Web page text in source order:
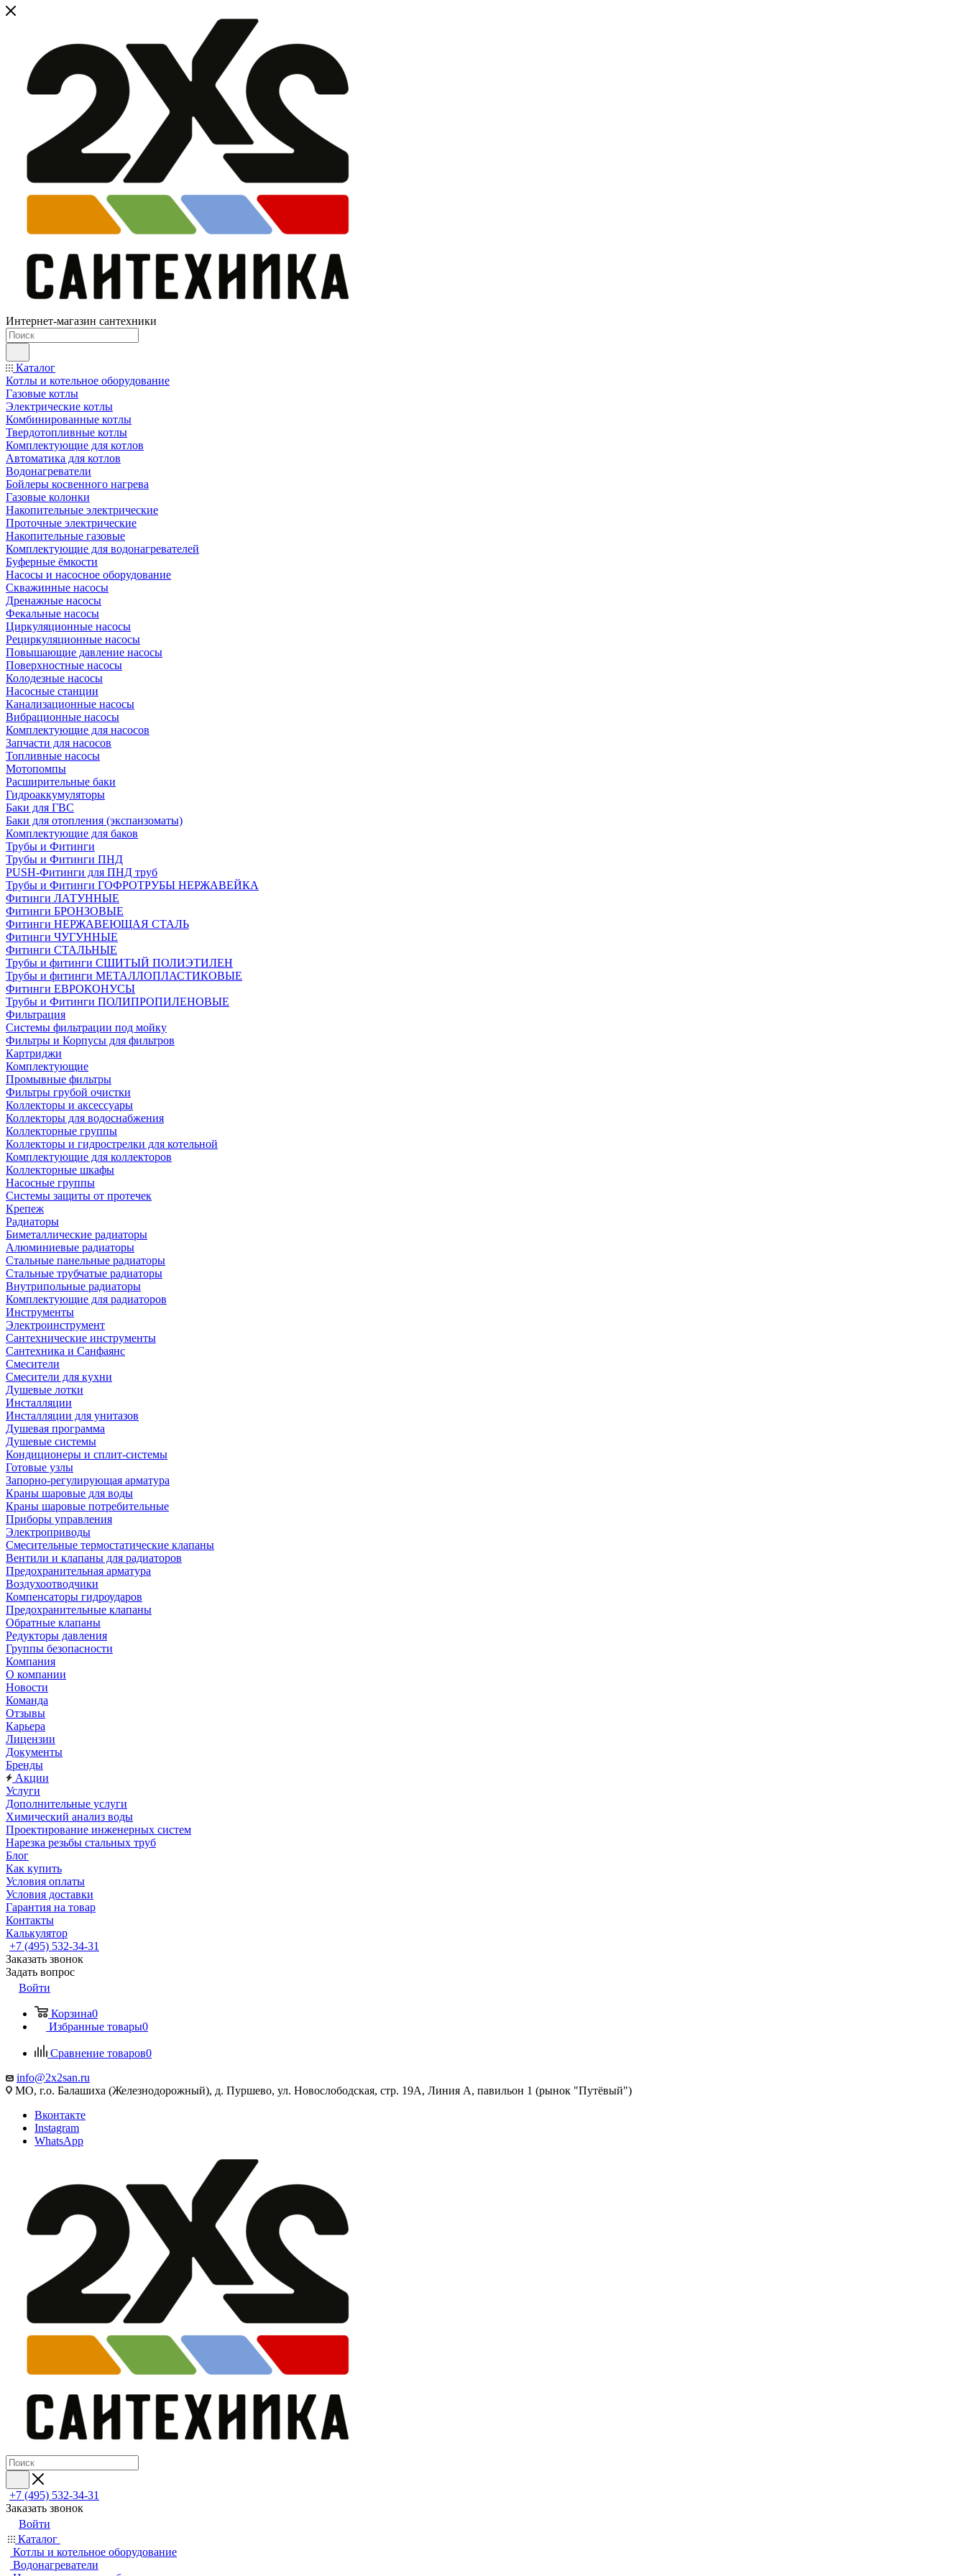
Интернет-магазин сантехники
Каталог
Котлы и котельное оборудование
Газовые котлы
Электрические котлы
Комбинированные котлы
Твердотопливные котлы
Комплектующие для котлов
Автоматика для котлов
Водонагреватели
Бойлеры косвенного нагрева
Газовые колонки
Накопительные электрические
Проточные электрические
Накопительные газовые
Комплектующие для водонагревателей
Буферные ёмкости
Насосы и насосное оборудование
Скважинные насосы
Дренажные насосы
Фекальные насосы
Циркуляционные насосы
Рециркуляционные насосы
Повышающие давление насосы
Поверхностные насосы
Колодезные насосы
Насосные станции
Канализационные насосы
Вибрационные насосы
Комплектующие для насосов
Запчасти для насосов
Топливные насосы
Мотопомпы
Расширительные баки
Гидроаккумуляторы
Баки для ГВС
Баки для отопления (экспанзоматы)
Комплектующие для баков
Трубы и Фитинги
Трубы и Фитинги ПНД
PUSH-Фитинги для ПНД труб
Трубы и Фитинги ГОФРОТРУБЫ НЕРЖАВЕЙКА
Фитинги ЛАТУННЫЕ
Фитинги БРОНЗОВЫЕ
Фитинги НЕРЖАВЕЮЩАЯ СТАЛЬ
Фитинги ЧУГУННЫЕ
Фитинги СТАЛЬНЫЕ
Трубы и фитинги СШИТЫЙ ПОЛИЭТИЛЕН
Трубы и фитинги МЕТАЛЛОПЛАСТИКОВЫЕ
Фитинги ЕВРОКОНУСЫ
Трубы и Фитинги ПОЛИПРОПИЛЕНОВЫЕ
Фильтрация
Системы фильтрации под мойку
Фильтры и Корпусы для фильтров
Картриджи
Комплектующие
Промывные фильтры
Фильтры грубой очистки
Коллекторы и аксессуары
Коллекторы для водоснабжения
Коллекторные группы
Коллекторы и гидрострелки для котельной
Комплектующие для коллекторов
Коллекторные шкафы
Насосные группы
Системы защиты от протечек
Крепеж
Радиаторы
Биметаллические радиаторы
Алюминиевые радиаторы
Стальные панельные радиаторы
Стальные трубчатые радиаторы
Внутрипольные радиаторы
Комплектующие для радиаторов
Инструменты
Электроинструмент
Сантехнические инструменты
Сантехника и Санфаянс
Смесители
Смесители для кухни
Душевые лотки
Инсталляции
Инсталляции для унитазов
Душевая программа
Душевые системы
Кондиционеры и сплит-системы
Готовые узлы
Запорно-регулирующая арматура
Краны шаровые для воды
Краны шаровые потребительные
Приборы управления
Электроприводы
Смесительные термостатические клапаны
Вентили и клапаны для радиаторов
Предохранительная арматура
Воздухоотводчики
Компенсаторы гидроударов
Предохранительные клапаны
Обратные клапаны
Редукторы давления
Группы безопасности
Компания
О компании
Новости
Команда
Отзывы
Карьера
Лицензии
Документы
Бренды
Акции
Услуги
Дополнительные услуги
Химический анализ воды
Проектирование инженерных систем
Нарезка резьбы стальных труб
Блог
Как купить
Условия оплаты
Условия доставки
Гарантия на товар
Контакты
Калькулятор
+7 (495) 532‑34‑31
Заказать звонок
Задать вопрос
Войти
Корзина0
Избранные товары0
Сравнение товаров0
info@2x2san.ru
МО, г.о. Балашиха (Железнодорожный), д. Пуршево, ул. Новослободская, стр. 19А, Линия А, павильон 1 (рынок "Путёвый")
Вконтакте
Instagram
WhatsApp
+7 (495) 532‑34‑31
Заказать звонок
Войти
Каталог
Котлы и котельное оборудование
Водонагреватели